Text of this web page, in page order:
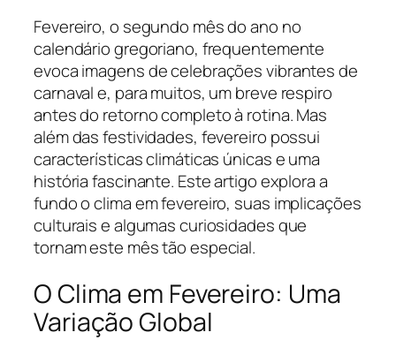
Fevereiro, o segundo mês do ano no
calendário gregoriano, frequentemente
evoca imagens de celebrações vibrantes de
carnaval e, para muitos, um breve respiro
antes do retorno completo à rotina. Mas
além das festividades, fevereiro possui
características climáticas únicas e uma
história fascinante. Este artigo explora a
fundo o clima em fevereiro, suas implicações
culturais e algumas curiosidades que
tornam este mês tão especial.
O Clima em Fevereiro: Uma
Variação Global